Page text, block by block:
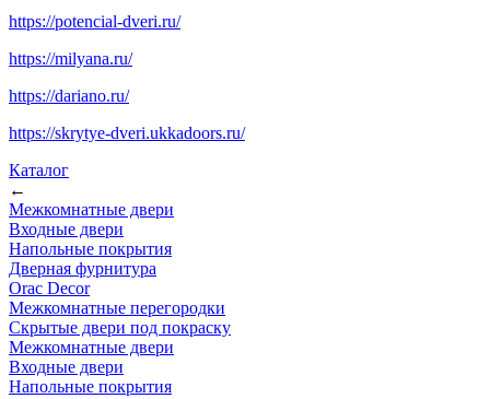
https://potencial-dveri.ru/
https://milyana.ru/
https://dariano.ru/
https://skrytye-dveri.ukkadoors.ru/
Каталог
←
Межкомнатные двери
Входные двери
Напольные покрытия
Дверная фурнитура
Orac Decor
Межкомнатные перегородки
Скрытые двери под покраскy
Межкомнатные двери
Входные двери
Напольные покрытия